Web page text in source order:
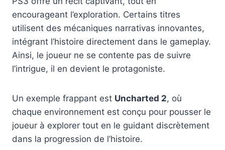
encourageant l’exploration. Certains titres
utilisent des mécaniques narrativas innovantes,
intégrant l’histoire directement dans le gameplay.
Ainsi, le joueur ne se contente pas de suivre
l’intrigue, il en devient le protagoniste.
Un exemple frappant est Uncharted 2, où
chaque environnement est conçu pour pousser le
joueur à explorer tout en le guidant discrètement
dans la progression de l’histoire.